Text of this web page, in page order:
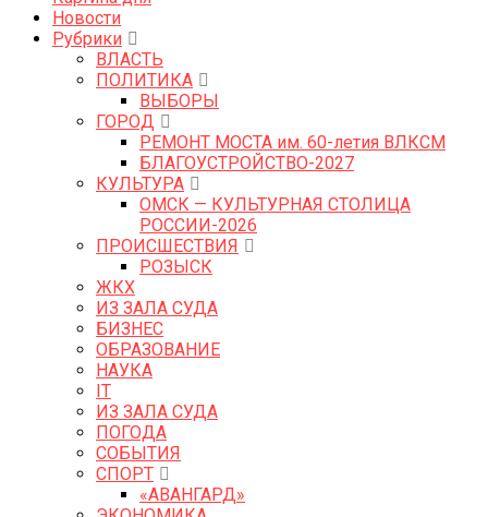
Новости
Рубрики
ВЛАСТЬ
ПОЛИТИКА
ВЫБОРЫ
ГОРОД
РЕМОНТ МОСТА им. 60-летия ВЛКСМ
БЛАГОУСТРОЙСТВО-2027
КУЛЬТУРА
ОМСК — КУЛЬТУРНАЯ СТОЛИЦА
РОССИИ-2026
ПРОИСШЕСТВИЯ
РОЗЫСК
ЖКХ
ИЗ ЗАЛА СУДА
БИЗНЕС
ОБРАЗОВАНИЕ
НАУКА
IT
ИЗ ЗАЛА СУДА
ПОГОДА
СОБЫТИЯ
СПОРТ
«АВАНГАРД»